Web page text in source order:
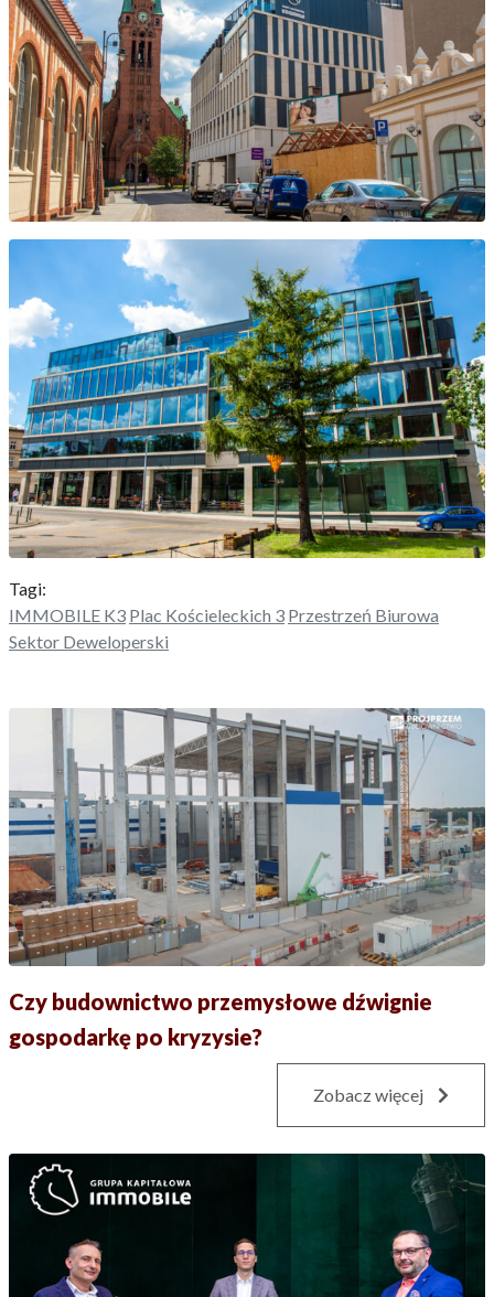
Tagi:
IMMOBILE K3 Plac Kościeleckich 3 Przestrzeń Biurowa
Sektor Deweloperski
Czy budownictwo przemysłowe dźwignie
gospodarkę po kryzysie?
Zobacz więcej